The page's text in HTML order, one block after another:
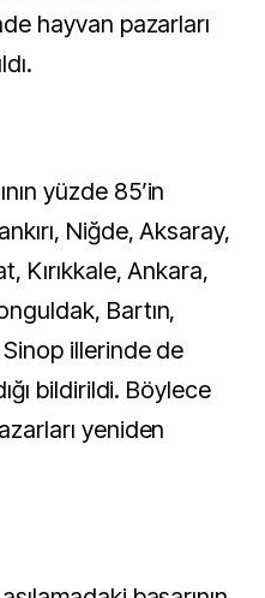
hayvan pazarları
yüzde 85’in
Niğde, Aksaray,
Kırıkkale, Ankara,
Bartın,
illerinde de
bildirildi. Böylece
yeniden